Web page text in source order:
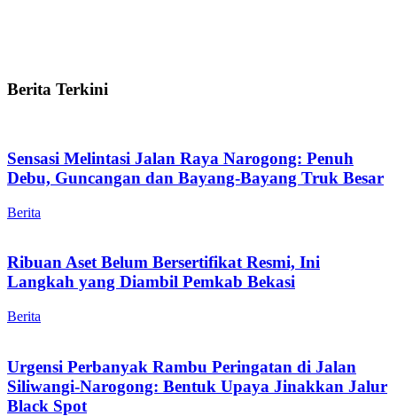
Berita Terkini
Sensasi Melintasi Jalan Raya Narogong: Penuh
Debu, Guncangan dan Bayang-Bayang Truk Besar
Berita
Ribuan Aset Belum Bersertifikat Resmi, Ini
Langkah yang Diambil Pemkab Bekasi
Berita
Urgensi Perbanyak Rambu Peringatan di Jalan
Siliwangi-Narogong: Bentuk Upaya Jinakkan Jalur
Black Spot